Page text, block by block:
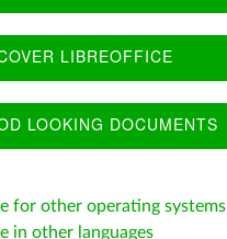
LIBREOFFICE
LOOKING DOCUMENTS
for other operating systems
in other languages